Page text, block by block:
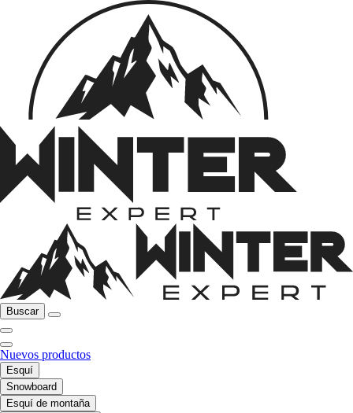
Buscar
Nuevos productos
Esquí
Snowboard
Esquí de montaña